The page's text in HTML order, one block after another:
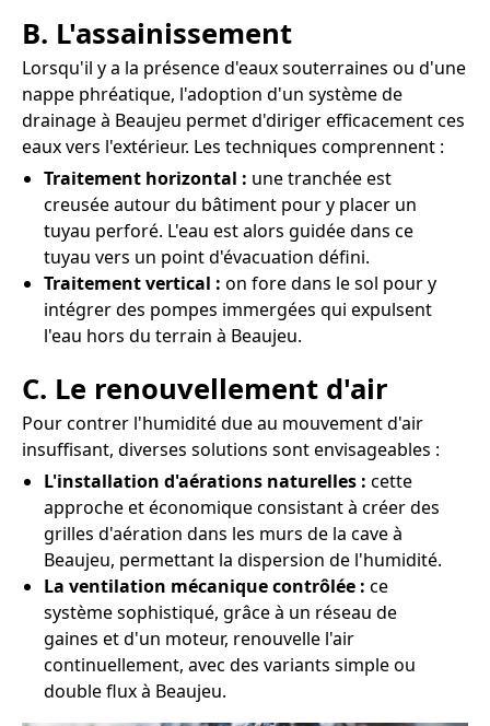
B. L'assainissement
Lorsqu'il y a la présence d'eaux souterraines ou d'une
nappe phréatique, l'adoption d'un système de
drainage à Beaujeu permet d'diriger efficacement ces
eaux vers l'extérieur. Les techniques comprennent :
Traitement horizontal : une tranchée est
creusée autour du bâtiment pour y placer un
tuyau perforé. L'eau est alors guidée dans ce
tuyau vers un point d'évacuation défini.
Traitement vertical : on fore dans le sol pour y
intégrer des pompes immergées qui expulsent
l'eau hors du terrain à Beaujeu.
C. Le renouvellement d'air
Pour contrer l'humidité due au mouvement d'air
insuffisant, diverses solutions sont envisageables :
L'installation d'aérations naturelles : cette
approche et économique consistant à créer des
grilles d'aération dans les murs de la cave à
Beaujeu, permettant la dispersion de l'humidité.
La ventilation mécanique contrôlée : ce
système sophistiqué, grâce à un réseau de
gaines et d'un moteur, renouvelle l'air
continuellement, avec des variants simple ou
double flux à Beaujeu.